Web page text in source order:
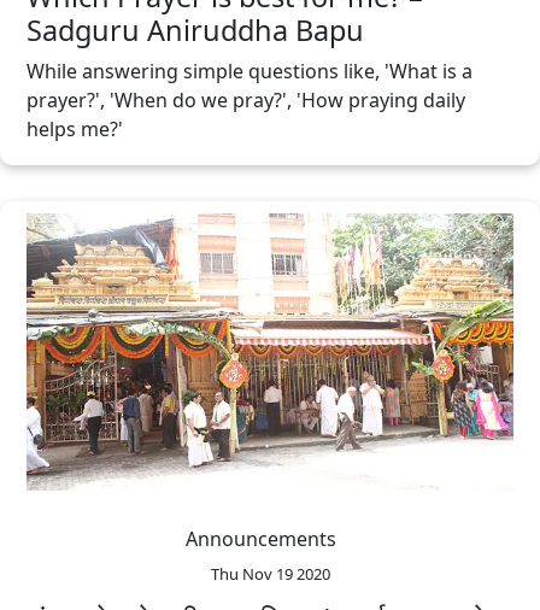
Sadguru Aniruddha Bapu
While answering simple questions like, 'What is a
prayer?', 'When do we pray?', 'How praying daily
helps me?'
Announcements
Thu Nov 19 2020